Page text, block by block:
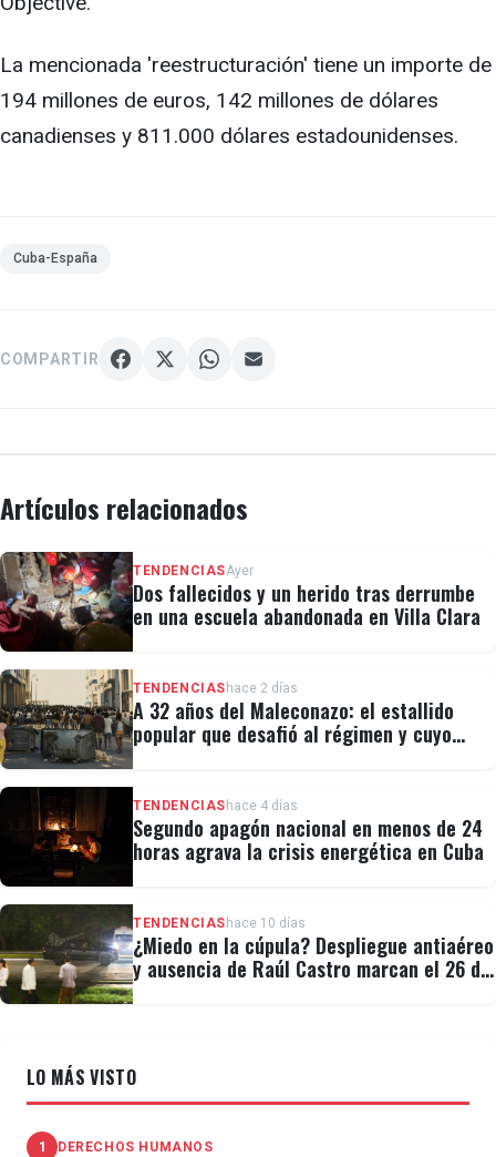
La mencionada 'reestructuración' tiene un importe de
194 millones de euros, 142 millones de dólares
canadienses y 811.000 dólares estadounidenses.
Cuba-España
COMPARTIR
Artículos relacionados
TENDENCIASAyer
Dos fallecidos y un herido tras derrumbe
en una escuela abandonada en Villa Clara
TENDENCIAS hace 2 días
A 32 años del Maleconazo: el estallido
popular que desafió al régimen y cuyo
TENDENCIAS hace 4 días
Segundo apagón nacional en menos de 24
horas agrava la crisis energética en Cuba
TENDENCIAS hace 10 días
¿Miedo en la cúpula? Despliegue antiaéreo
y ausencia de Raúl Castro marcan el 26 de
LO MÁS VISTO
1 DERECHOS HUMANOS